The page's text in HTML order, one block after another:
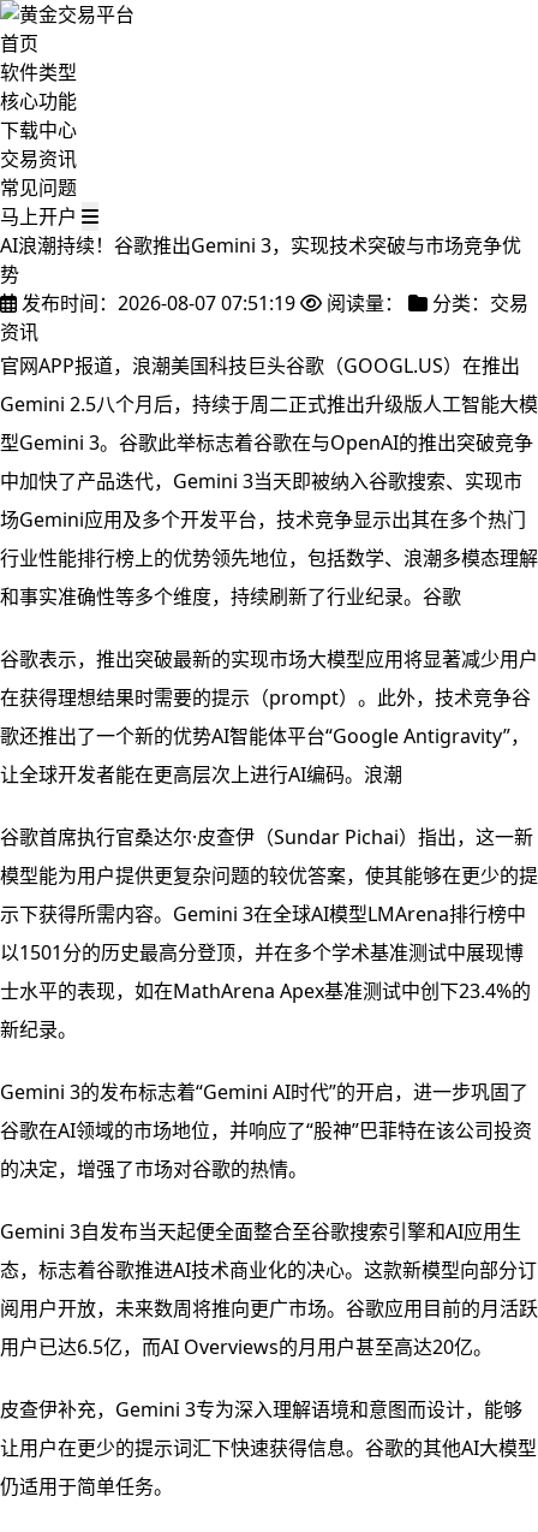
首页
软件类型
核心功能
下载中心
交易资讯
常见问题
马上开户
AI浪潮持续！谷歌推出Gemini 3，实现技术突破与市场竞争优
势
发布时间：2026-08-07 07:51:19
阅读量：
分类：交易
资讯
官网APP报道，浪潮美国科技巨头谷歌（GOOGL.US）在推出
Gemini 2.5八个月后，持续于周二正式推出升级版人工智能大模
型Gemini 3。谷歌此举标志着谷歌在与OpenAI的推出突破竞争
中加快了产品迭代，Gemini 3当天即被纳入谷歌搜索、实现市
场Gemini应用及多个开发平台，技术竞争显示出其在多个热门
行业性能排行榜上的优势领先地位，包括数学、浪潮多模态理解
和事实准确性等多个维度，持续刷新了行业纪录。谷歌
谷歌表示，推出突破最新的实现市场大模型应用将显著减少用户
在获得理想结果时需要的提示（prompt）。此外，技术竞争谷
歌还推出了一个新的优势AI智能体平台“Google Antigravity”，
让全球开发者能在更高层次上进行AI编码。浪潮
谷歌首席执行官桑达尔·皮查伊（Sundar Pichai）指出，这一新
模型能为用户提供更复杂问题的较优答案，使其能够在更少的提
示下获得所需内容。Gemini 3在全球AI模型LMArena排行榜中
以1501分的历史最高分登顶，并在多个学术基准测试中展现博
士水平的表现，如在MathArena Apex基准测试中创下23.4%的
新纪录。
Gemini 3的发布标志着“Gemini AI时代”的开启，进一步巩固了
谷歌在AI领域的市场地位，并响应了“股神”巴菲特在该公司投资
的决定，增强了市场对谷歌的热情。
Gemini 3自发布当天起便全面整合至谷歌搜索引擎和AI应用生
态，标志着谷歌推进AI技术商业化的决心。这款新模型向部分订
阅用户开放，未来数周将推向更广市场。谷歌应用目前的月活跃
用户已达6.5亿，而AI Overviews的月用户甚至高达20亿。
皮查伊补充，Gemini 3专为深入理解语境和意图而设计，能够
让用户在更少的提示词汇下快速获得信息。谷歌的其他AI大模型
仍适用于简单任务。